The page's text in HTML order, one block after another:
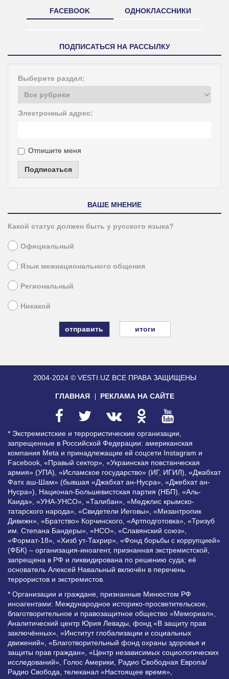
FACEBOOK ОДНОКЛАССНИКИ
ПОДПИСАТЬСЯ НА РАССЫЛКУ
Выберите раздел:
Электронный адрес:
Отпишите меня
Подписаться
ВАШЕ МНЕНИЕ
Какой статус должен быть у русского языка?
Официальный
Язык межнационального общения
Региональный
Никакой
итоги
2004-2024 © VESTI.UZ ВСЕ ПРАВА ЗАЩИЩЕНЫ
ГЛАВНАЯ РЕКЛАМА НА САЙТЕ
* Экстремистские и террористические организации,
запрещенные в Российской Федерации: американская
компания Meta и принадлежащие ей соцсети Instagram и
Facebook, «Правый сектор», «Украинская повстанческая
армия» (УПА), «Исламское государство» (ИГ, ИГИЛ), «Джабхат
Фатх аш-Шам» (бывшая «Джабхат ан-Нусра», «Джебхат ан-
Нусра»), Национал-Большевистская партия (НБП), «Аль-
Каида», «УНА-УНСО», «Талибан», «Меджлис крымско-
татарского народа», «Свидетели Иеговы», «Мизантропик
Дивижн», «Братство» Корчинского, «Артподготовка», «Тризуб
им. Степана Бандеры», «НСО», «Славянский союз»,
«Формат-18», «Хизб ут-Тахрир», «Фонд борьбы с коррупцией»
(ФБК) – организация-иноагент, признанная экстремистской,
запрещена в РФ и ликвидирована по решению суда; её
основатель Алексей Навальный включён в перечень
террористов и экстремистов.
* Организации и граждане, признанные Минюстом РФ
иноагентами: Международное историко-просветительское,
благотворительное и правозащитное общество «Мемориал»,
Аналитический центр Юрия Левады, фонд «В защиту прав
заключённых», «Институт глобализации и социальных
движений», «Благотворительный фонд охраны здоровья и
защиты прав граждан», «Центр независимых социологических
исследований», Голос Америки, Радио Свободная Европа/
Радио Свобода, телеканал «Настоящее время»,